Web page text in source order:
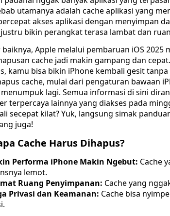
utamanya adalah cache aplikasi yang
akses aplikasi dengan menyimpan
bikin perangkat terasa lambat dan
baiknya, Apple melalui pembaruan iOS
cache jadi makin gampang dan
kamu bisa bikin iPhone kembali gesit
cache, mulai dari pengaturan bawaan
lagi. Semua informasi di sini
terpercaya lainnya yang diakses pada
secepat kilat? Yuk, langsung simak
juga!
Cache Harus Dihapus?
Performa iPhone Makin Ngebut: Cache
lemot.
Ruang Penyimpanan: Cache yang
Privasi dan Keamanan: Cache bisa